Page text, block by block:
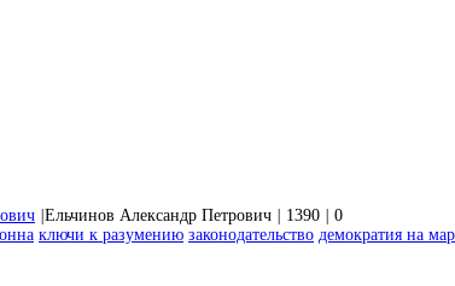
Ельчинов Александр Петрович 1390
0
ключи к разумению законодательство демократия на